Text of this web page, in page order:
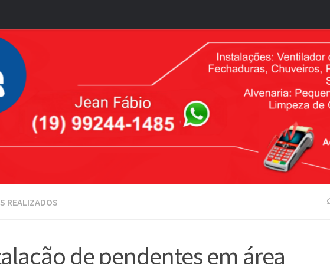
REALIZADOS
de pendentes em área